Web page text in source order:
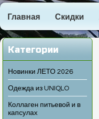
Главная Скидки
Категории
Новинки ЛЕТО 2026
Одежда из UNIQLO
Коллаген питьевой и в
капсулах